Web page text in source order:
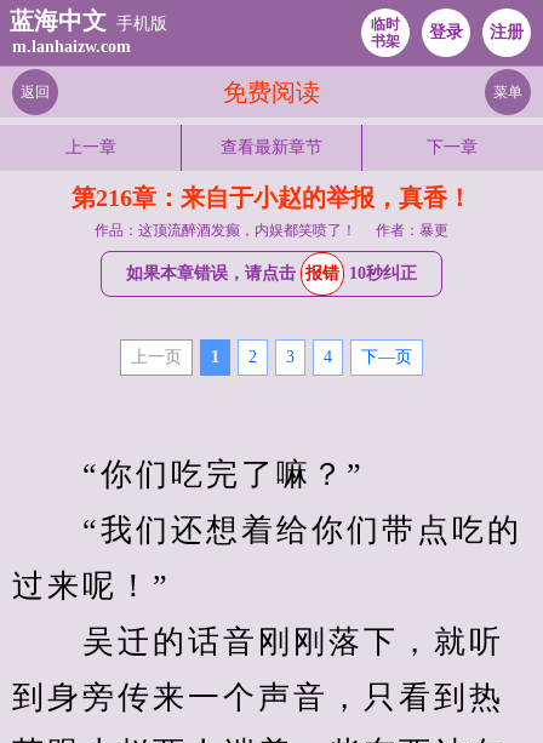
蓝海中文 手机版
m.lanhaizw.com
临时
书架
登录 注册
免费阅读
返回 菜单
上一章 查看最新章节 下一章
第216章：来自于小赵的举报，真香！
作品：这顶流醉酒发癫，内娱都笑喷了！ 作者：暴更
如果本章错误，请点击 报错 10秒纠正
上一页 1 2 3 4 下—页
“你们吃完了嘛？”
“我们还想着给你们带点吃的
过来呢！”
吴迁的话音刚刚落下，就听
到身旁传来一个声音，只看到热